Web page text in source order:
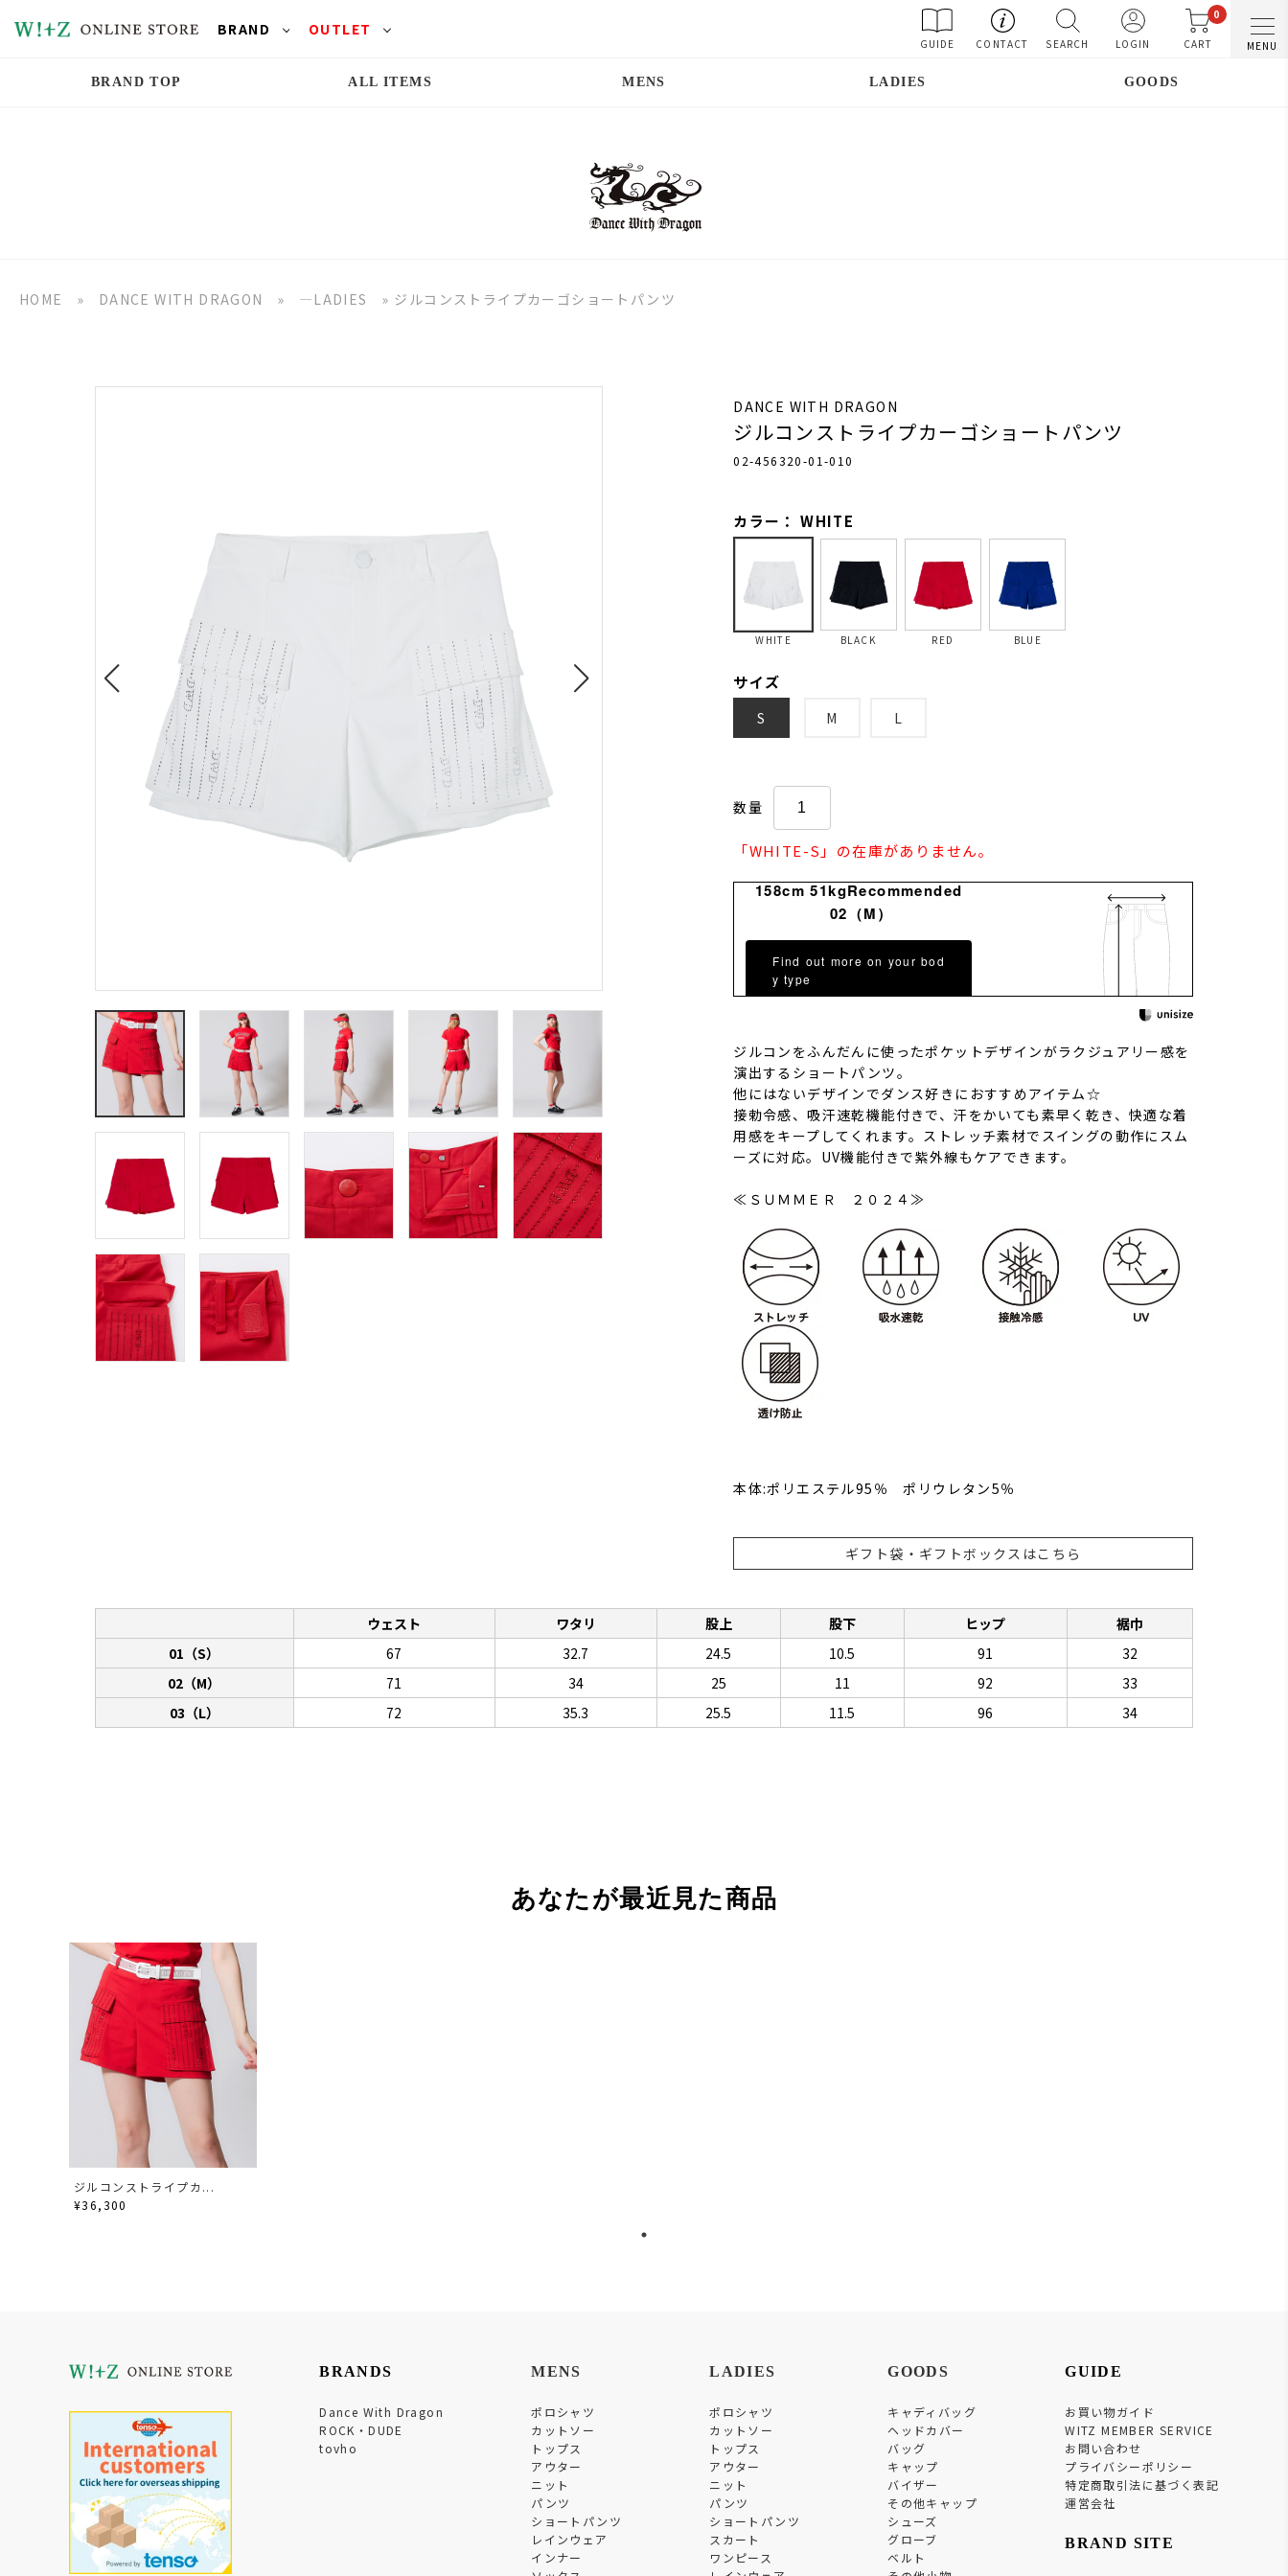
BRAND OUTLET
GUIDE CONTACT SEARCH LOGIN
0
CART MENU
BRAND TOP ALL ITEMS MENS LADIES GOODS
HOME » DANCE WITH DRAGON » ―LADIES » ジルコンストライプカーゴショートパンツ
DANCE WITH DRAGON
ジルコンストライプカーゴショートパンツ
02-456320-01-010
カラー： WHITE
WHITE BLACK RED BLUE
サイズ
S M L
数量
「WHITE-S」の在庫がありません。
158cm 51kgRecommended
02（M）
Find out more on your bod
y type
ジルコンをふんだんに使ったポケットデザインがラクジュアリー感を
演出するショートパンツ。
他にはないデザインでダンス好きにおすすめアイテム☆
接勅令感、吸汗速乾機能付きで、汗をかいても素早く乾き、快適な着
用感をキープしてくれます。ストレッチ素材でスイングの動作にスム
ーズに対応。UV機能付きで紫外線もケアできます。
≪ＳＵＭＭＥＲ ２０２４≫
本体:ポリエステル95％ ポリウレタン5％
ギフト袋・ギフトボックスはこちら
ウェスト ワタリ 股上 股下 ヒップ
裾巾
01（S）
67 32.7 24.5 10.5 91
32
02（M）
71 34 25 11 92
33
03（L）
72 35.3 25.5 11.5 96 34
あなたが最近見た商品
ジルコンストライプカ...
¥36,300
BRANDS
Dance With Dragon
ROCK・DUDE
tovho
MENS
ポロシャツ
カットソー
トップス
アウター
ニット
パンツ
ショートパンツ
レインウェア
インナー
LADIES
ポロシャツ
カットソー
トップス
アウター
ニット
パンツ
ショートパンツ
スカート
ワンピース
GOODS
キャディバッグ
ヘッドカバー
バッグ
キャップ
バイザー
その他キャップ
シューズ
グローブ
ベルト
GUIDE
お買い物ガイド
WITZ MEMBER SERVICE
お問い合わせ
プライバシーポリシー
特定商取引法に基づく表記
運営会社
BRAND SITE